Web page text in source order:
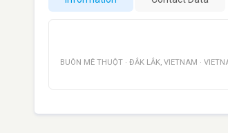
BUÔN MÊ THUỘT · ĐẮK LẮK, VIETNAM ·